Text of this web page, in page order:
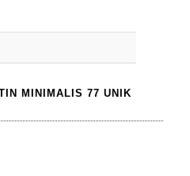
MINIMALIS 77 UNIK